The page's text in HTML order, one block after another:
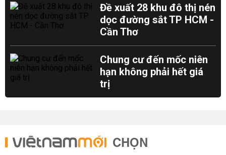
Đề xuất 28 khu đô thị nén
dọc đường sắt TP HCM -
Cần Thơ
Chung cư đến mốc niên
hạn không phải hết giá
trị
CHỌN